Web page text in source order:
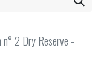
n° 2 Dry Reserve -